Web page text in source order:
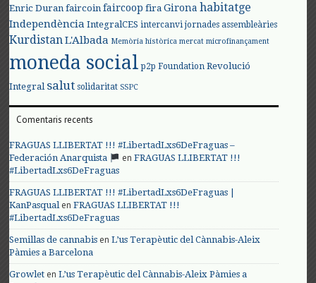
Enric Duran faircoin faircoop fira Girona habitatge
Independència IntegralCES intercanvi jornades assembleàries
KurdistanL'Albada Memòria històrica mercat microfinançament
moneda social p2p Foundation Revolució
Integral salut solidaritat SSPC
Comentaris recents
FRAGUAS LLIBERTAT !!! #LibertadLxs6DeFraguas –
Federación Anarquista
enFRAGUAS LLIBERTAT !!!
#LibertadLxs6DeFraguas
FRAGUAS LLIBERTAT !!! #LibertadLxs6DeFraguas |
KanPasqualenFRAGUAS LLIBERTAT !!!
#LibertadLxs6DeFraguas
Semillas de cannabis enL’us Terapèutic del Cànnabis-Aleix
Pàmies a Barcelona
Growlet enL’us Terapèutic del Cànnabis-Aleix Pàmies a